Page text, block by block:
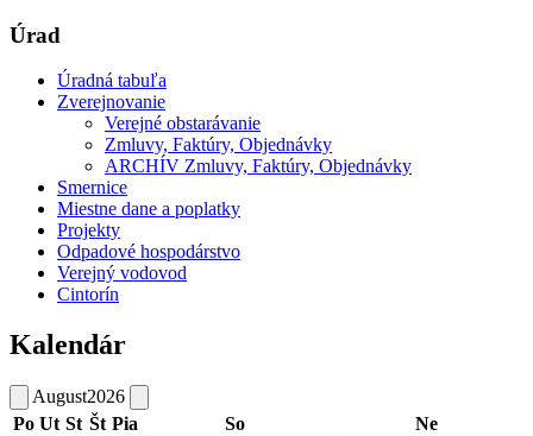
Úrad
Úradná tabuľa
Zverejnovanie
Verejné obstarávanie
Zmluvy, Faktúry, Objednávky
ARCHÍV Zmluvy, Faktúry, Objednávky
Smernice
Miestne dane a poplatky
Projekty
Odpadové hospodárstvo
Verejný vodovod
Cintorín
Kalendár
August2026
Po Ut St Št Pia So Ne